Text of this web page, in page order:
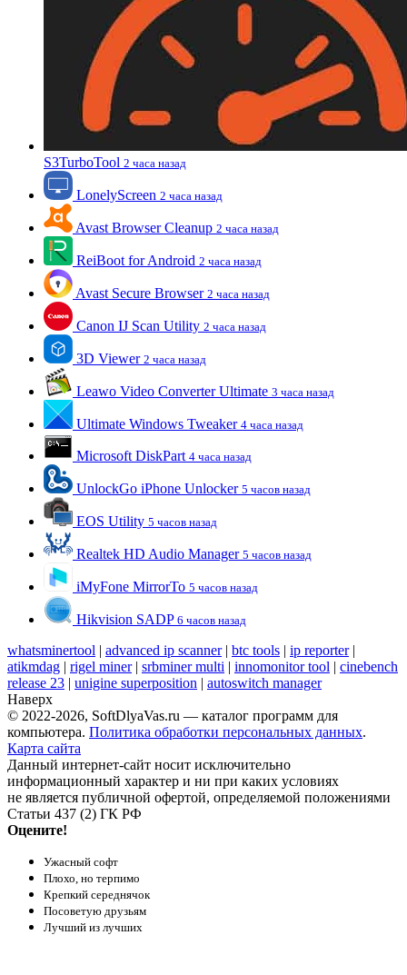
S3TurboTool 2 часа назад
LonelyScreen 2 часа назад
Avast Browser Cleanup 2 часа назад
ReiBoot for Android 2 часа назад
Avast Secure Browser 2 часа назад
Canon IJ Scan Utility 2 часа назад
3D Viewer 2 часа назад
Leawo Video Converter Ultimate 3 часа назад
Ultimate Windows Tweaker 4 часа назад
Microsoft DiskPart 4 часа назад
UnlockGo iPhone Unlocker 5 часов назад
EOS Utility 5 часов назад
Realtek HD Audio Manager 5 часов назад
iMyFone MirrorTo 5 часов назад
Hikvision SADP 6 часов назад
whatsminertool | advanced ip scanner| btc tools | ip reporter|
atikmdag | rigel miner| srbminer multi | innomonitor tool | cinebench
release 23 | unigine superposition | autoswitch manager
Наверх
© 2022-2026, SoftDlyaVas.ru — каталог программ для
компьютера. Политика обработки персональных данных.
Карта сайта
Данный интернет-сайт носит исключительно
информационный характер и ни при каких условиях
не является публичной офертой, определяемой положениями
Статьи 437 (2) ГК РФ
Оцените!
Ужасный софт
Плохо, но терпимо
Крепкий середнячок
Посоветую друзьям
Лучший из лучших